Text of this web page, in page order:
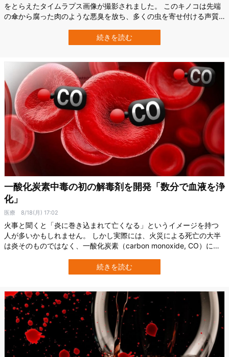
をとらえたタイムラプス画像が撮影されました。 このキノコは先端
の傘から腐った肉のような悪臭を放ち、多くの虫を寄せ付ける声質
日本では「スッポンタケ（鼈茸）」という名前がついています。 実
はこのキノコ、悪臭を放つのにも関わらず食べることもできるよう
続きを読む
一酸化炭素中毒の初の解毒剤を開発「数分で血液を浄
化」
医療 8/18(月) 17:02
火事と聞くと「炎に巻き込まれて亡くなる」というイメージを持つ
人が多いかもしれません。 しかし実際には、火災による死亡の大半
は炎そのものではなく、一酸化炭素（carbon monoxide, CO）によ
無色・無臭のガスで、吸い込むと気づかないうちに血液の酸素運搬
を妨げ酸欠によって命を奪ってしまうのです。 総務省消防庁の調査
続きを読む